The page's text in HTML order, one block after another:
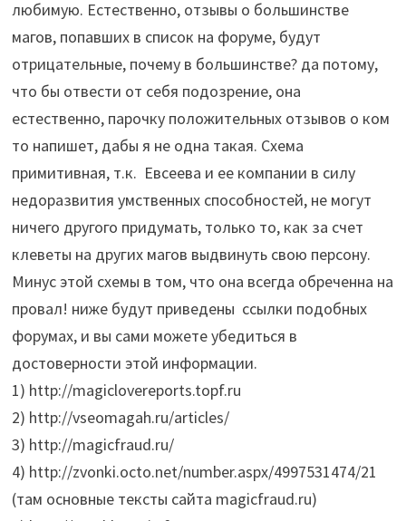
любимую. Естественно, отзывы о большинстве
магов, попавших в список на форуме, будут
отрицательные, почему в большинстве? да потому,
что бы отвести от себя подозрение, она
естественно, парочку положительных отзывов о ком
то напишет, дабы я не одна такая. Схема
примитивная, т.к. Евсеева и ее компании в силу
недоразвития умственных способностей, не могут
ничего другого придумать, только то, как за счет
клеветы на других магов выдвинуть свою персону.
Минус этой схемы в том, что она всегда обреченна на
провал! ниже будут приведены ссылки подобных
форумах, и вы сами можете убедиться в
достоверности этой информации.
1) http://magiclovereports.topf.ru
2) http://vseomagah.ru/articles/
3) http://magicfraud.ru/
4) http://zvonki.octo.net/number.aspx/4997531474/21
(там основные тексты сайта magicfraud.ru)